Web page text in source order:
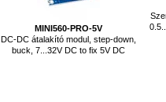
MINI560-PRO-5V
DC-DC átalakító modul, step-down,
buck, 7...32V DC to fix 5V DC